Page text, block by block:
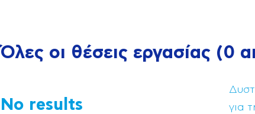
Όλες οι θέσεις εργασίας (0
No results
για